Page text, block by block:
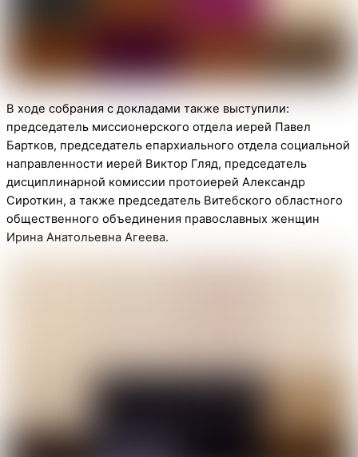
В ходе собрания с докладами также выступили:
председатель миссионерского отдела иерей Павел
Бартков, председатель епархиального отдела социальной
направленности иерей Виктор Гляд, председатель
дисциплинарной комиссии протоиерей Александр
Сироткин, а также председатель Витебского областного
общественного объединения православных женщин
Ирина Анатольевна Агеева.